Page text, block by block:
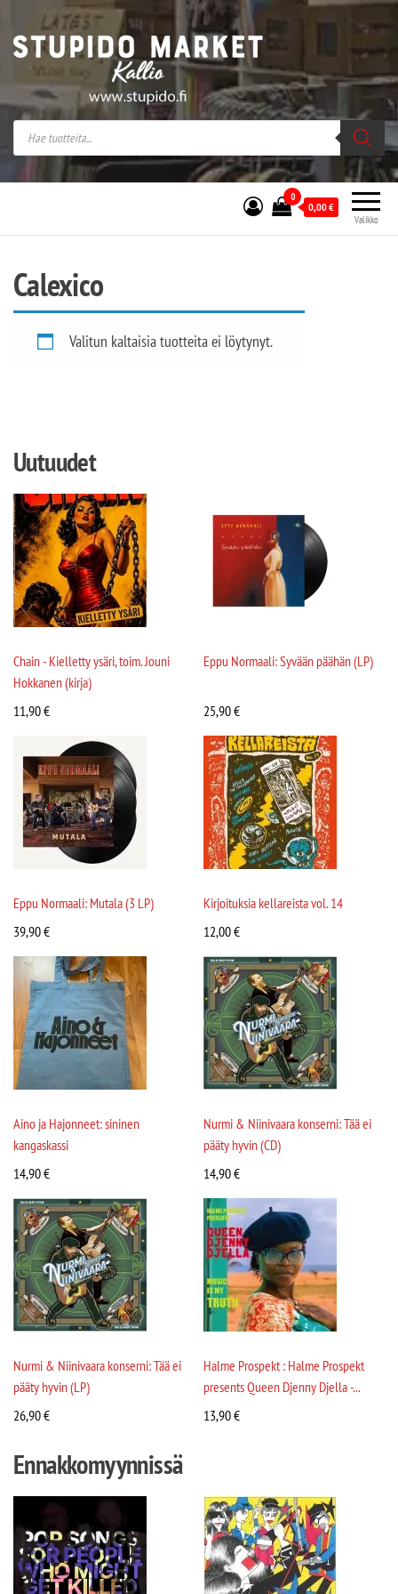
Stupido Market – verkossa ja kivijalassa
Stupido Market on vaihtoehtomusaan
erikoistunut verkko- sekä
kivijalkakauppa Helsingissä Kallion
sydämessä.
Valikko
0
0,00€
Calexico
Valitun kaltaisia tuotteita ei löytynyt.
Uutuudet
Chain - Kielletty ysäri, toim. Jouni
Hokkanen (kirja)
11,90€
Eppu Normaali: Syvään päähän (LP)
25,90€
Eppu Normaali: Mutala (3 LP)
39,90€
Kirjoituksia kellareista vol. 14
12,00€
Aino ja Hajonneet: sininen
kangaskassi
14,90€
Nurmi & Niinivaara konserni: Tää ei
pääty hyvin (CD)
14,90€
Nurmi & Niinivaara konserni: Tää ei
pääty hyvin (LP)
26,90€
Halme Prospekt : Halme Prospekt
presents Queen Djenny Djella -...
13,90€
Ennakkomyynnissä